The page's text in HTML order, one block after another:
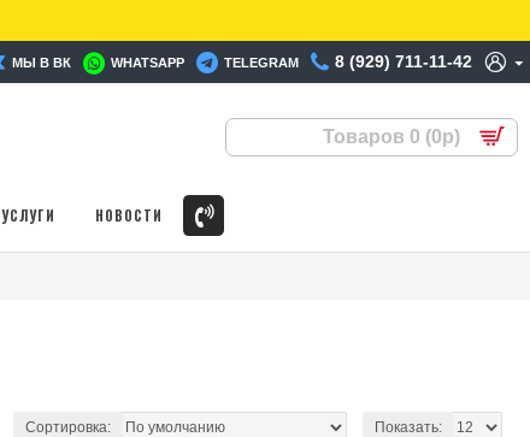
МЫ В ВК WHATSAPP TELEGRAM 8 (929) 711-11-42
Товаров 0 (0р)
УСЛУГИ НОВОСТИ
Сортировка: Показать: